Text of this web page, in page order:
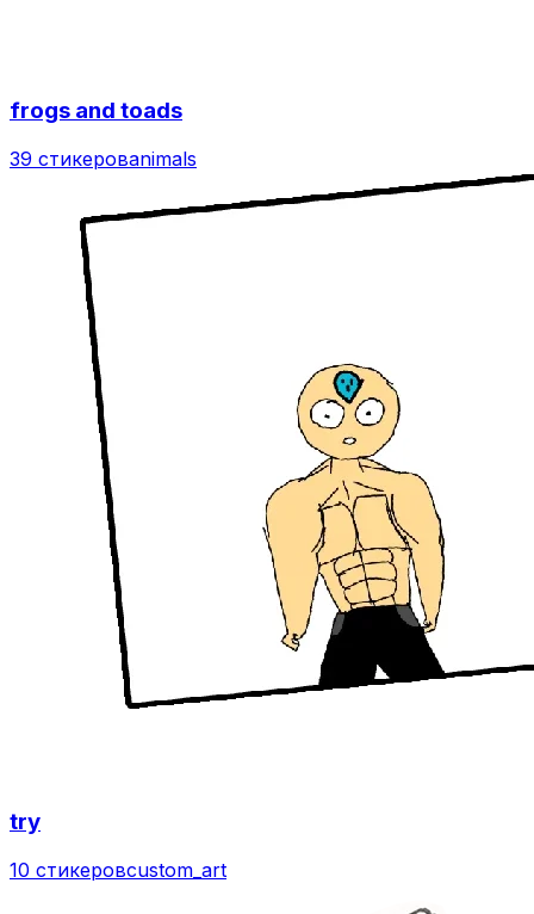
frogs and toads
39 стикеровanimals
try
10 стикеровcustom_art